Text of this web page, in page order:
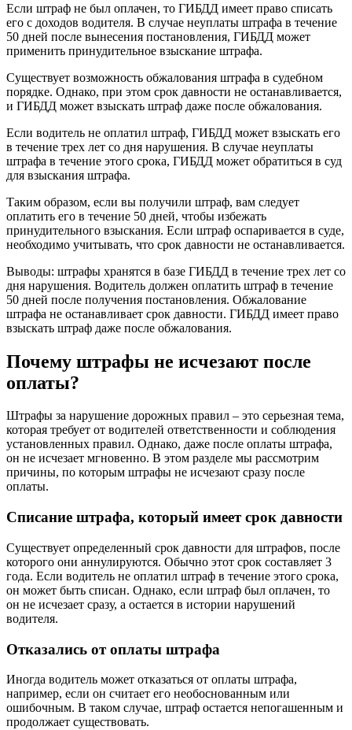
Если штраф не был оплачен, то ГИБДД имеет право списать
его с доходов водителя. В случае неуплаты штрафа в течение
50 дней после вынесения постановления, ГИБДД может
применить принудительное взыскание штрафа.
Существует возможность обжалования штрафа в судебном
порядке. Однако, при этом срок давности не останавливается,
и ГИБДД может взыскать штраф даже после обжалования.
Если водитель не оплатил штраф, ГИБДД может взыскать его
в течение трех лет со дня нарушения. В случае неуплаты
штрафа в течение этого срока, ГИБДД может обратиться в суд
для взыскания штрафа.
Таким образом, если вы получили штраф, вам следует
оплатить его в течение 50 дней, чтобы избежать
принудительного взыскания. Если штраф оспаривается в суде,
необходимо учитывать, что срок давности не останавливается.
Выводы: штрафы хранятся в базе ГИБДД в течение трех лет со
дня нарушения. Водитель должен оплатить штраф в течение
50 дней после получения постановления. Обжалование
штрафа не останавливает срок давности. ГИБДД имеет право
взыскать штраф даже после обжалования.
Почему штрафы не исчезают после
оплаты?
Штрафы за нарушение дорожных правил – это серьезная тема,
которая требует от водителей ответственности и соблюдения
установленных правил. Однако, даже после оплаты штрафа,
он не исчезает мгновенно. В этом разделе мы рассмотрим
причины, по которым штрафы не исчезают сразу после
оплаты.
Списание штрафа, который имеет срок давности
Существует определенный срок давности для штрафов, после
которого они аннулируются. Обычно этот срок составляет 3
года. Если водитель не оплатил штраф в течение этого срока,
он может быть списан. Однако, если штраф был оплачен, то
он не исчезает сразу, а остается в истории нарушений
водителя.
Отказались от оплаты штрафа
Иногда водитель может отказаться от оплаты штрафа,
например, если он считает его необоснованным или
ошибочным. В таком случае, штраф остается непогашенным и
продолжает существовать.